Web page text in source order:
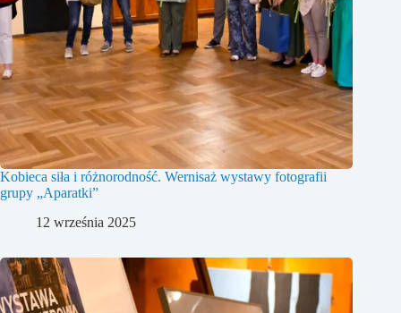
Kobieca siła i różnorodność. Wernisaż wystawy fotografii
grupy „Aparatki”
12 września 2025